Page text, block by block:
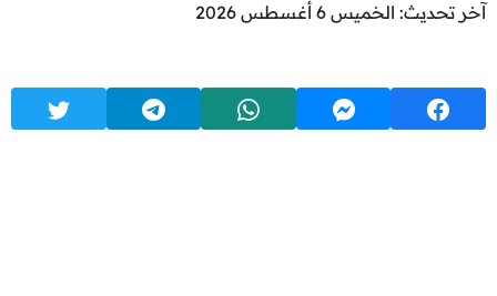
آخر تحديث: الخميس 6 أغسطس 2026